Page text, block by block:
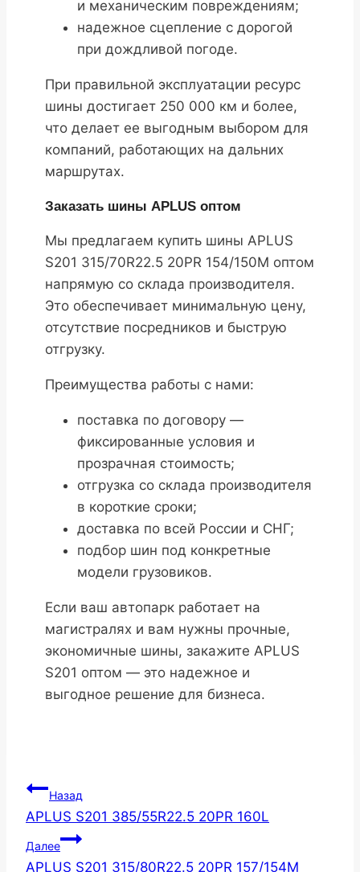
и механическим повреждениям;
надежное сцепление с дорогой
при дождливой погоде.
При правильной эксплуатации ресурс
шины достигает 250 000 км и более,
что делает ее выгодным выбором для
компаний, работающих на дальних
маршрутах.
Заказать шины APLUS оптом
Мы предлагаем купить шины APLUS
S201 315/70R22.5 20PR 154/150M оптом
напрямую со склада производителя.
Это обеспечивает минимальную цену,
отсутствие посредников и быструю
отгрузку.
Преимущества работы с нами:
поставка по договору —
фиксированные условия и
прозрачная стоимость;
отгрузка со склада производителя
в короткие сроки;
доставка по всей России и СНГ;
подбор шин под конкретные
модели грузовиков.
Если ваш автопарк работает на
магистралях и вам нужны прочные,
экономичные шины, закажите APLUS
S201 оптом — это надежное и
выгодное решение для бизнеса.
Навигация
по
записям
Назад
APLUS S201 385/55R22.5 20PR 160L
Далее
APLUS S201 315/80R22.5 20PR 157/154M